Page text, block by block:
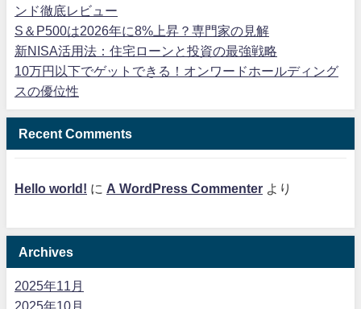
ンド徹底レビュー
S＆P500は2026年に8%上昇？専門家の見解
新NISA活用法：住宅ローンと投資の最強戦略
10万円以下でゲットできる！オンワードホールディング
スの優位性
Recent Comments
Hello world! に A WordPress Commenter より
Archives
2025年11月
2025年10月